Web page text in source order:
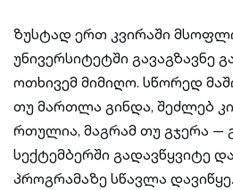
ზუსტად ერთ კვირაში
უნივერსიტეტში გავაგზავნე
ოთხივემ მიმიღო. სწორედ
თუ მართლა გინდა, შეძლებ
რთულია, მაგრამ თუ გჯერა —
სექტემბერში გადავწყვიტე
პროგრამაზე სწავლა დავიწყე.